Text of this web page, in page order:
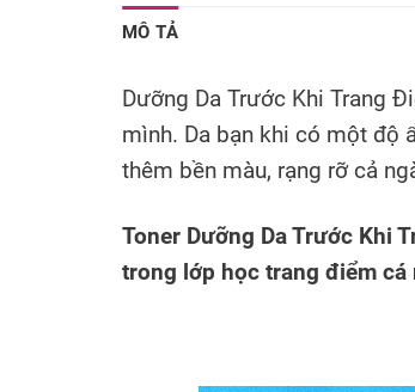
MÔ TẢ
Dưỡng Da Trước Khi Trang
mình. Da bạn khi có một độ
thêm bền màu, rạng rỡ cả
Toner Dưỡng Da Trước Khi
trong lớp học trang điểm cá